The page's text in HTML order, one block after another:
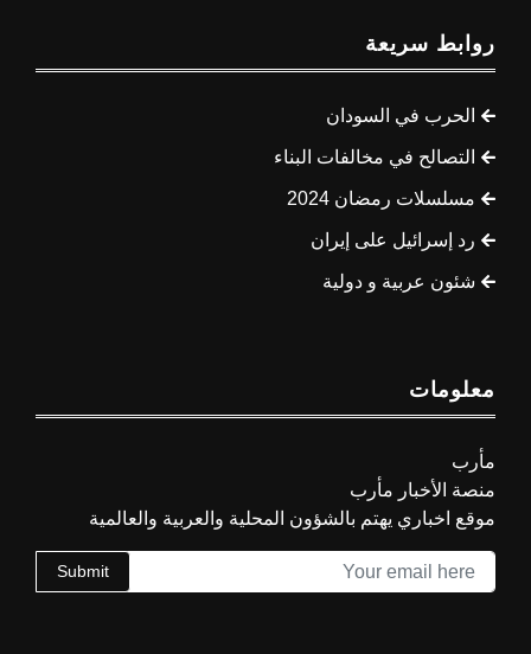
روابط سريعة
الحرب في السودان
التصالح في مخالفات البناء
مسلسلات رمضان 2024
رد إسرائيل على إيران
شئون عربية و دولية
معلومات
مأرب
منصة الأخبار مأرب
موقع اخباري يهتم بالشؤون المحلية والعربية والعالمية
Submit